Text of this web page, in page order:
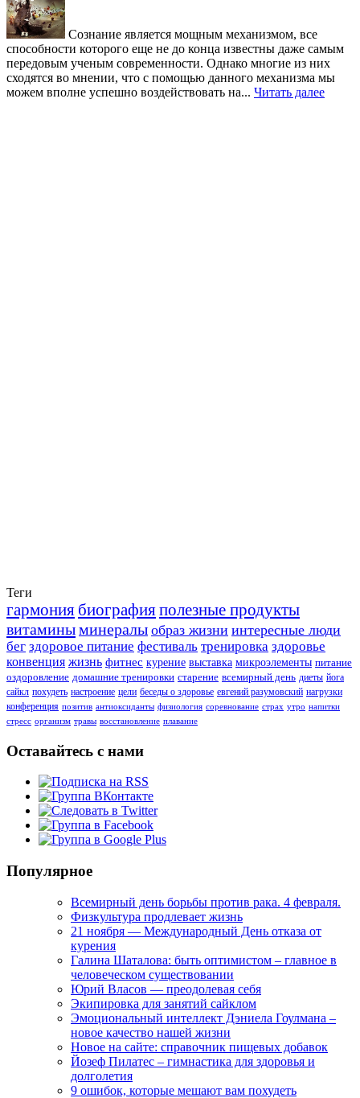
Сознание является мощным механизмом, все
способности которого еще не до конца известны даже самым
передовым ученым современности. Однако многие из них
сходятся во мнении, что с помощью данного механизма мы
можем вполне успешно воздействовать на... Читать далее
Теги
гармония биографияполезные продукты
витаминыминералы образ жизни интересные люди
бег здоровое питание фестиваль тренировка здоровье
конвенция жизнь фитнес курение выставка микроэлементы питание
оздоровление домашние тренировки старение всемирный день диеты йога
сайкл похудеть настроение цели беседы о здоровье евгений разумовский нагрузки
конференция позитив антиоксиданты физиология соревнование страх утро напитки
стресс организм травы восстановление плавание
Оставайтесь с нами
Популярное
Всемирный день борьбы против рака. 4 февраля.
Физкультура продлевает жизнь
21 ноября — Международный День отказа от
курения
Галина Шаталова: быть оптимистом – главное в
человеческом существовании
Юрий Власов — преодолевая себя
Экипировка для занятий сайклом
Эмоциональный интеллект Дэниела Гоулмана –
новое качество нашей жизни
Новое на сайте: справочник пищевых добавок
Йозеф Пилатес – гимнастика для здоровья и
долголетия
9 ошибок, которые мешают вам похудеть